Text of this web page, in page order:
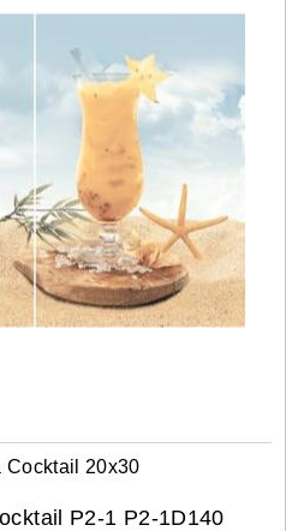
Cocktail 20x30
P2-1 P2-1D140